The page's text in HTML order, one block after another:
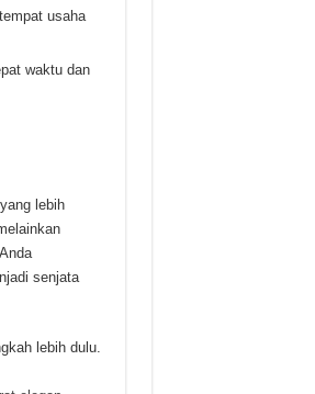
usaha
waktu dan
lebih
senjata
lebih dulu.